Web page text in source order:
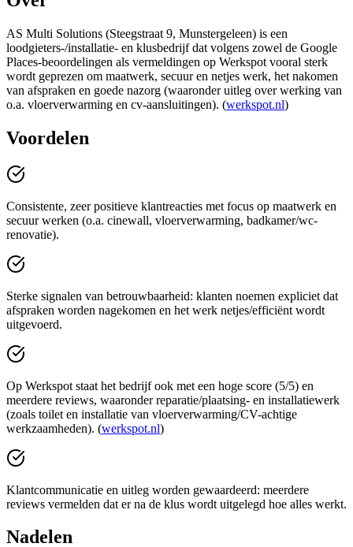
AS Multi Solutions (Steegstraat 9, Munstergeleen) is een
loodgieters-/installatie- en klusbedrijf dat volgens zowel de Google
Places-beoordelingen als vermeldingen op Werkspot vooral sterk
wordt geprezen om maatwerk, secuur en netjes werk, het nakomen
van afspraken en goede nazorg (waaronder uitleg over werking van
o.a. vloerverwarming en cv-aansluitingen). (werkspot.nl)
Voordelen
Consistente, zeer positieve klantreacties met focus op maatwerk en
secuur werken (o.a. cinewall, vloerverwarming, badkamer/wc-
renovatie).
Sterke signalen van betrouwbaarheid: klanten noemen expliciet dat
afspraken worden nagekomen en het werk netjes/efficiënt wordt
uitgevoerd.
Op Werkspot staat het bedrijf ook met een hoge score (5/5) en
meerdere reviews, waaronder reparatie/plaatsing- en installatiewerk
(zoals toilet en installatie van vloerverwarming/CV-achtige
werkzaamheden). (werkspot.nl)
Klantcommunicatie en uitleg worden gewaardeerd: meerdere
reviews vermelden dat er na de klus wordt uitgelegd hoe alles werkt.
Nadelen